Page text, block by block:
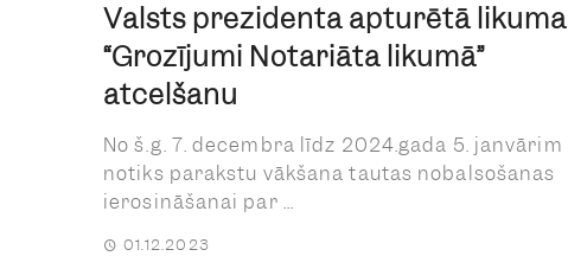
Valsts prezidenta apturētā likuma
“Grozījumi Notariāta likumā”
atcelšanu
No š.g. 7. decembra līdz 2024.gada 5. janvārim
notiks parakstu vākšana tautas nobalsošanas
ierosināšanai par ...
01.12.2023